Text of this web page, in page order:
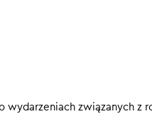
związanych z